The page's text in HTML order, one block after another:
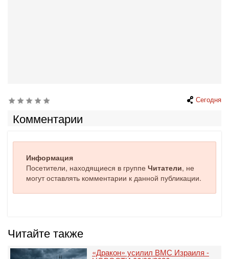
Сегодня
Комментарии
Информация
Посетители, находящиеся в группе Читатели, не
могут оставлять комментарии к данной публикации.
Читайте также
«Дракон» усилил ВМС Израиля -